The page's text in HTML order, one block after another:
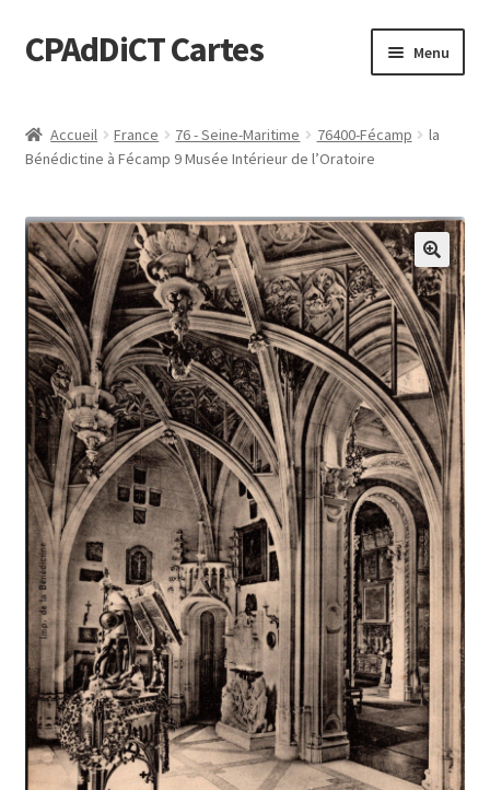
Aller
à
navigation
Aller
au
CPAdDiCT Cartes Menu
Panier
Accueil France 76 - Seine-Maritime 76400-Fécamp
la
Bénédictine à Fécamp 9 Musée Intérieur de l’Oratoire